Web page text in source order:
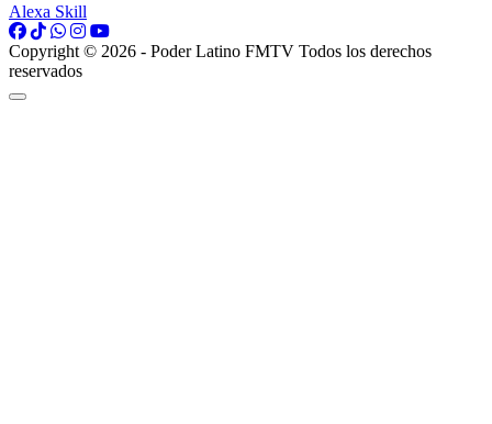
Alexa Skill
Copyright © 2026 - Poder Latino FMTV Todos los derechos
reservados